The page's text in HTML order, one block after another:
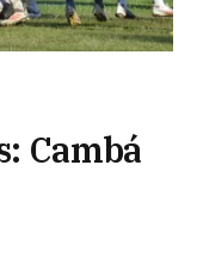
Cambá